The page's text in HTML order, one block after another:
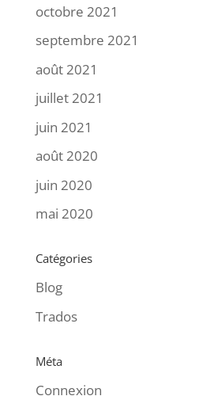
octobre 2021
septembre 2021
août 2021
juillet 2021
juin 2021
août 2020
juin 2020
mai 2020
Catégories
Blog
Trados
Méta
Connexion